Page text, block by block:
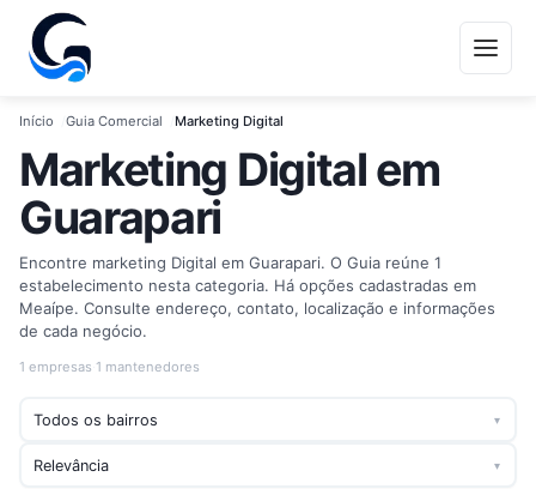
Início Guia Comercial Marketing Digital
Marketing Digital em
Guarapari
Encontre marketing Digital em Guarapari. O Guia reúne 1
estabelecimento nesta categoria. Há opções cadastradas em
Meaípe. Consulte endereço, contato, localização e informações
de cada negócio.
1 empresas 1 mantenedores
▾
▾